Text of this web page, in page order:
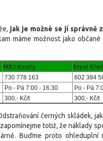
jak je možné se jí správně
máme možnost jako
MRJ Kouty
Bryxí
730 778 163 602 384
Po - Pá 7:00 - 16:30 Po - Pá
300,- Kč/t 300,- Kč/t
černých skládek,
totiž, že náklady
Buďme proto